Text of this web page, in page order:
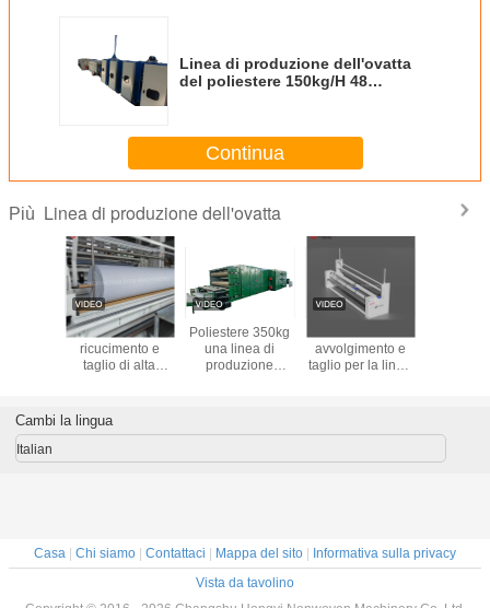
Linea di produzione dell'ovatta
del poliestere 150kg/H 48
Continua
Più Linea di produzione dell'ovatta
Macchine di
ricucimento e
taglio di alta
linea di
attrezzatura
Poliestere 350kg
una linea di
produzione
avvolgimento e
taglio per la linea
Cambi la lingua
Italian
Casa Chi siamo Contattaci Mappa del sito
Informativa sulla privacy
Vista da tavolino